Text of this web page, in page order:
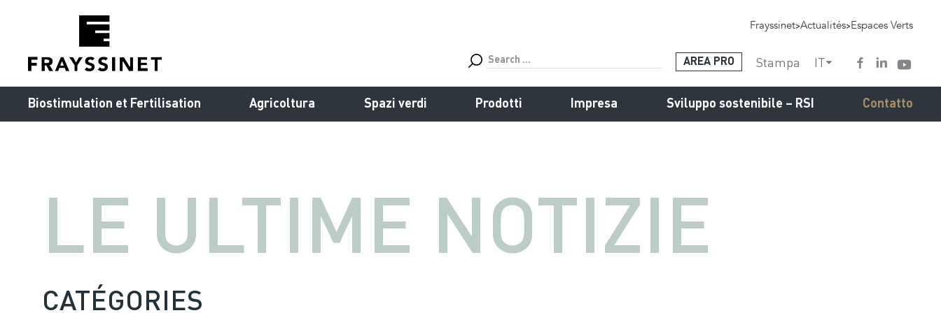
Frayssinet>Actualités>Espaces Verts
AREA PRO Stampa IT
Biostimulation et Fertilisation Agricoltura Spazi verdi Prodotti Impresa Sviluppo sostenibile – RSI Contatto
LE ULTIME NOTIZIE
CATÉGORIES